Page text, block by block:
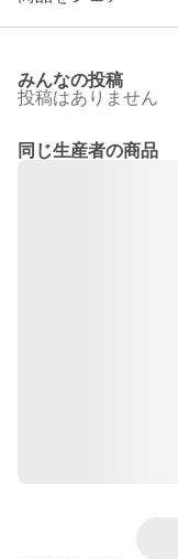
みんなの投稿
投稿はありません
同じ生産者の商品